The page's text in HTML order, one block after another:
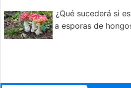
¿Qué sucederá si
a esporas de